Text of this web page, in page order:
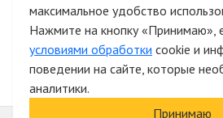
Быстрая
максимальное удобство
Нажмите на кнопку «Принимаю»,
условиями обработки cookie и
поведении на сайте, которые
аналитики.
Принимаю